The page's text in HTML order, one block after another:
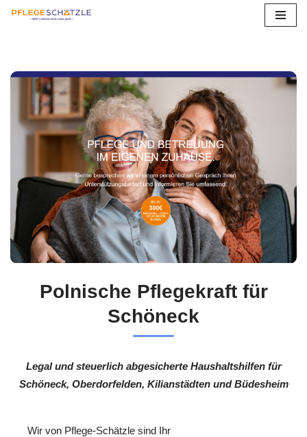
springen
Polnische Pflegekraft für
Schöneck
Legal und steuerlich abgesicherte Haushaltshilfen für
Schöneck, Oberdorfelden, Kilianstädten und Büdesheim
Wir von Pflege-Schätzle sind Ihr